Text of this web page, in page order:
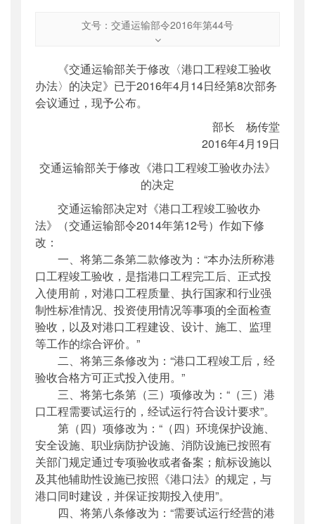
文号：交通运输部令2016年第44号
交通运输部令2016年第44号
公开日期：2016年05月03日
主题词： 修改;港口工程;竣工;验收;办法;决定
《交通运输部关于修改〈港口工程竣工验收
办法〉的决定》已于2016年4月14日经第8次部务
会议通过，现予公布。
部长 杨传堂
2016年4月19日
交通运输部关于修改《港口工程竣工验收办法》
的决定
交通运输部决定对《港口工程竣工验收办
法》（交通运输部令2014年第12号）作如下修
改：
一、将第二条第二款修改为：“本办法所称港
口工程竣工验收，是指港口工程完工后、正式投
入使用前，对港口工程质量、执行国家和行业强
制性标准情况、投资使用情况等事项的全面检查
验收，以及对港口工程建设、设计、施工、监理
等工作的综合评价。”
二、将第三条修改为：“港口工程竣工后，经
验收合格方可正式投入使用。”
三、将第七条第（三）项修改为：“（三）港
口工程需要试运行的，经试运行符合设计要求”。
第（四）项修改为：“（四）环境保护设施、
安全设施、职业病防护设施、消防设施已按照有
关部门规定通过专项验收或者备案；航标设施以
及其他辅助性设施已按照《港口法》的规定，与
港口同时建设，并保证按期投入使用”。
四、将第八条修改为：“需要试运行经营的港